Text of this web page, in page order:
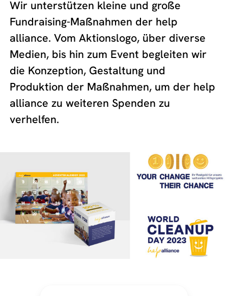
Wir unterstützen kleine und große
Fundraising-Maßnahmen der help
alliance. Vom Aktionslogo, über diverse
Medien, bis hin zum Event begleiten wir
die Konzeption, Gestaltung und
Produktion der Maßnahmen, um der help
alliance zu weiteren Spenden zu
verhelfen.